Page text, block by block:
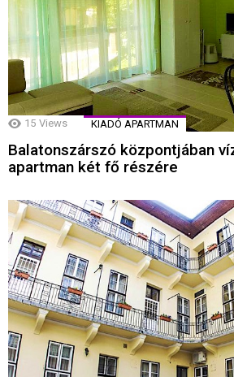
15 Views KIADÓ APARTMAN
Balatonszárszó központjában
apartman két fő részére